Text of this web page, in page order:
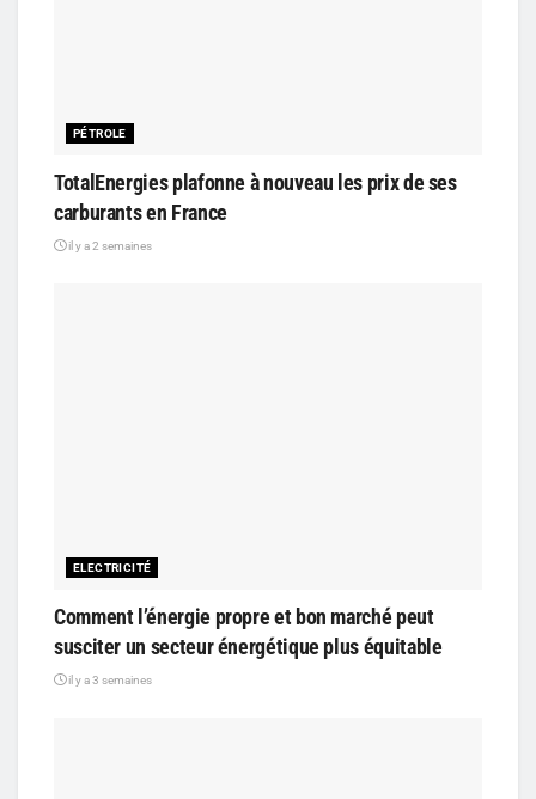
PÉTROLE
TotalEnergies plafonne à nouveau les prix de ses
carburants en France
il y a 2 semaines
ELECTRICITÉ
Comment l’énergie propre et bon marché peut
susciter un secteur énergétique plus équitable
il y a 3 semaines